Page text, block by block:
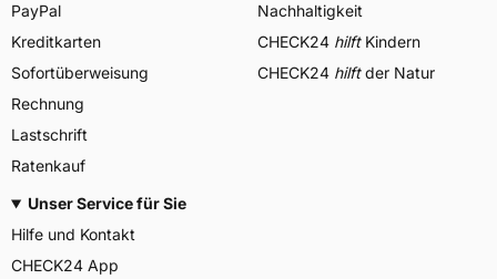
PayPal
Kreditkarten
Sofortüberweisung
Rechnung
Lastschrift
Ratenkauf
Nachhaltigkeit
CHECK24 hilftKindern
CHECK24 hilftder Natur
Unser Service für Sie
Hilfe und Kontakt
CHECK24 App